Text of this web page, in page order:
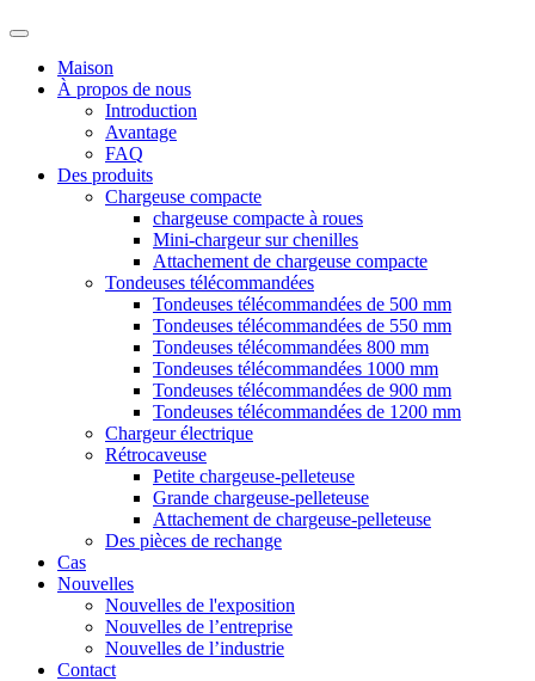
Maison
À propos de nous
Introduction
Avantage
FAQ
Des produits
Chargeuse compacte
chargeuse compacte à roues
Mini-chargeur sur chenilles
Attachement de chargeuse compacte
Tondeuses télécommandées
Tondeuses télécommandées de 500 mm
Tondeuses télécommandées de 550 mm
Tondeuses télécommandées 800 mm
Tondeuses télécommandées 1000 mm
Tondeuses télécommandées de 900 mm
Tondeuses télécommandées de 1200 mm
Chargeur électrique
Rétrocaveuse
Petite chargeuse-pelleteuse
Grande chargeuse-pelleteuse
Attachement de chargeuse-pelleteuse
Des pièces de rechange
Cas
Nouvelles
Nouvelles de l'exposition
Nouvelles de l’entreprise
Nouvelles de l’industrie
Contact